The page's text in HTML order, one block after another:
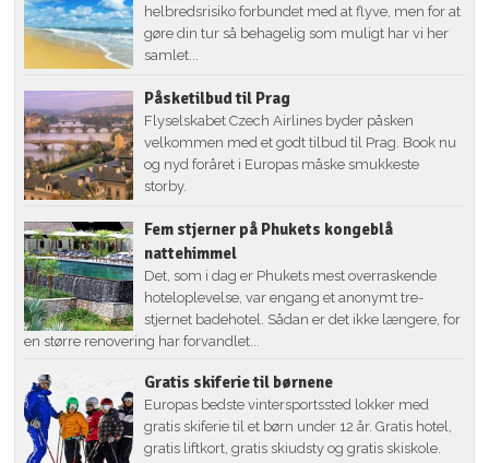
helbredsrisiko forbundet med at flyve, men for at
gøre din tur så behagelig som muligt har vi her
samlet...
Påsketilbud til Prag
Flyselskabet Czech Airlines byder påsken
velkommen med et godt tilbud til Prag. Book nu
og nyd foråret i Europas måske smukkeste
storby.
Fem stjerner på Phukets kongeblå
nattehimmel
Det, som i dag er Phukets mest overraskende
hoteloplevelse, var engang et anonymt tre-
stjernet badehotel. Sådan er det ikke længere, for
en større renovering har forvandlet...
Gratis skiferie til børnene
Europas bedste vintersportssted lokker med
gratis skiferie til et børn under 12 år. Gratis hotel,
gratis liftkort, gratis skiudsty og gratis skiskole.